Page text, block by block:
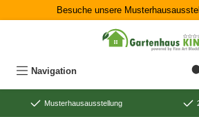
Zum Hauptinhalt springen
Besuche unsere
Navigation
Musterhausausstellung